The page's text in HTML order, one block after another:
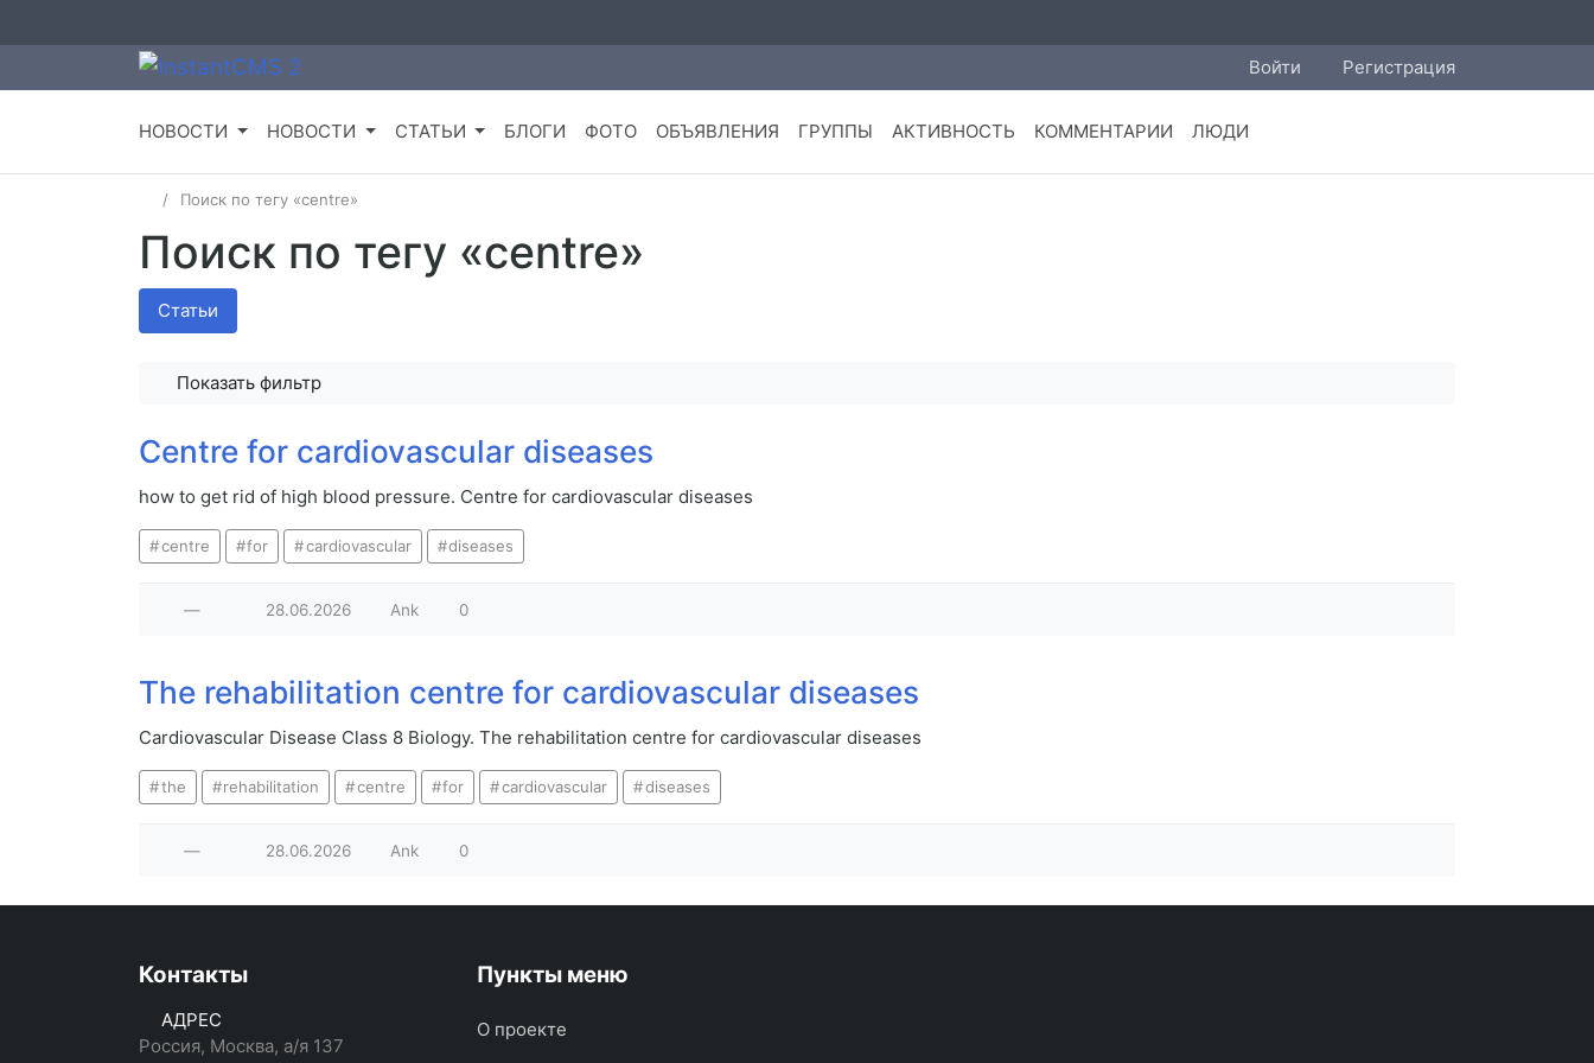
Войти Регистрация
НОВОСТИ НОВОСТИ СТАТЬИ БЛОГИ ФОТО ОБЪЯВЛЕНИЯ ГРУППЫ АКТИВНОСТЬ КОММЕНТАРИИ ЛЮДИ
Поиск по тегу «centre»
Поиск по тегу «centre»
Статьи
Показать фильтр
Centre for cardiovascular diseases
how to get rid of high blood pressure. Centre for cardiovascular diseases
centre for cardiovascular diseases
— 28.06.2026 Ank 0
The rehabilitation centre for cardiovascular diseases
Cardiovascular Disease Class 8 Biology. The rehabilitation centre for cardiovascular diseases
the rehabilitation centre for cardiovascular diseases
— 28.06.2026 Ank 0
Контакты
АДРЕС
Россия, Москва, а/я 137
Пункты меню
О проекте